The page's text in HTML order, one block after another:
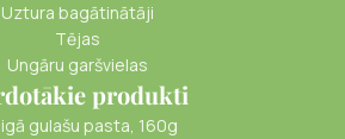
Uztura bagātinātāji
Tējas
Ungāru garšvielas
produkti
gulašu pasta, 160g